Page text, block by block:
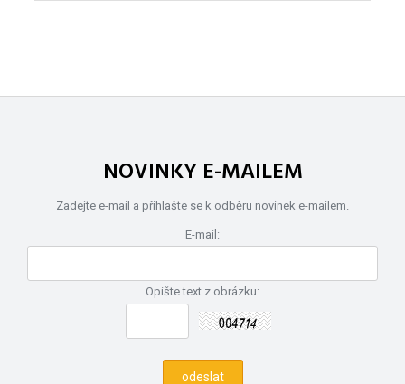
NOVINKY E-MAILEM
Zadejte e-mail a přihlašte se k odběru novinek e-mailem.
E-mail:
Opište text z obrázku: